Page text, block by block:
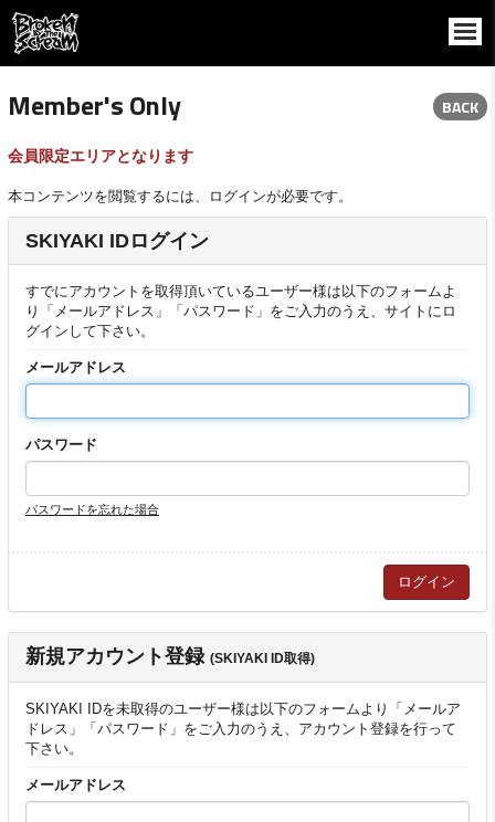
Member's Only BACK
会員限定エリアとなります
本コンテンツを閲覧するには、ログインが必要です。
SKIYAKI IDログイン
すでにアカウントを取得頂いているユーザー様は以下のフォームよ
り「メールアドレス」「パスワード」をご入力のうえ、サイトにロ
グインして下さい。
メールアドレス
パスワード
パスワードを忘れた場合
新規アカウント登録 (SKIYAKI ID取得)
SKIYAKI IDを未取得のユーザー様は以下のフォームより「メールア
ドレス」「パスワード」をご入力のうえ、アカウント登録を行って
下さい。
メールアドレス